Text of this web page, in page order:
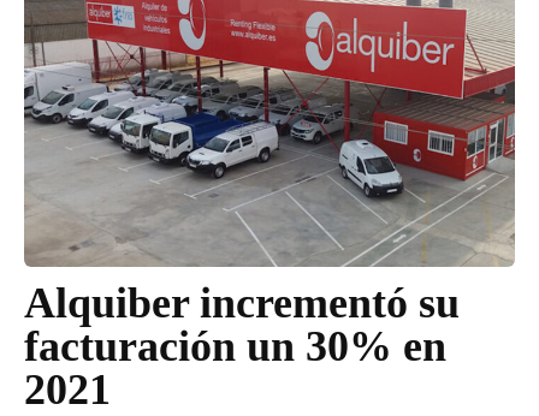
Alquiber incrementó su
facturación un 30% en
2021